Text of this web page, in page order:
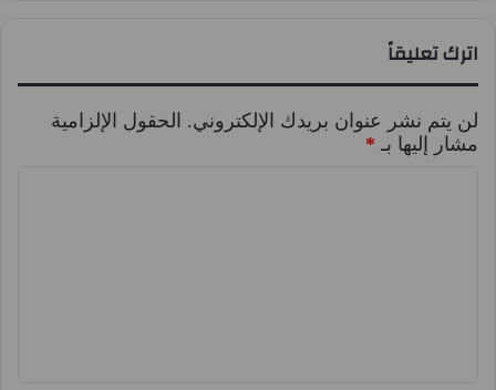
اترك تعليقاً
لن يتم نشر عنوان بريدك الإلكتروني.
الحقول الإلزامية
مشار إليها بـ *